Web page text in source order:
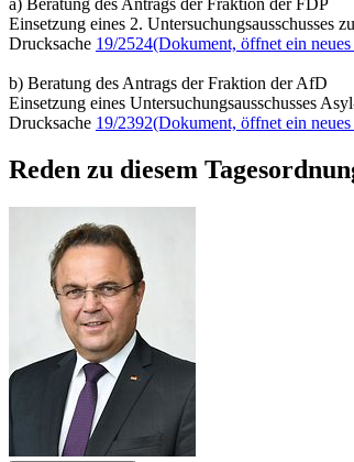
Einsetzung eines 2. Untersuchungsausschusses
Drucksache 19/2524(Dokument, öffnet ein neues
b) Beratung des Antrags der Fraktion der AfD
Einsetzung eines Untersuchungsausschusses
Drucksache 19/2392(Dokument, öffnet ein neues
Reden zu diesem